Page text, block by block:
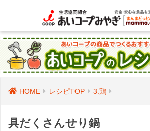
HOME レシピTOP 3.鶏
具だくさんせり鍋